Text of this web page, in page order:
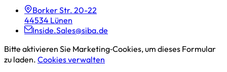
Borker Str. 20-22
44534 Lünen
Inside.Sales@siba.de
Bitte aktivieren Sie Marketing‑Cookies, um dieses Formular
zu laden. Cookies verwalten